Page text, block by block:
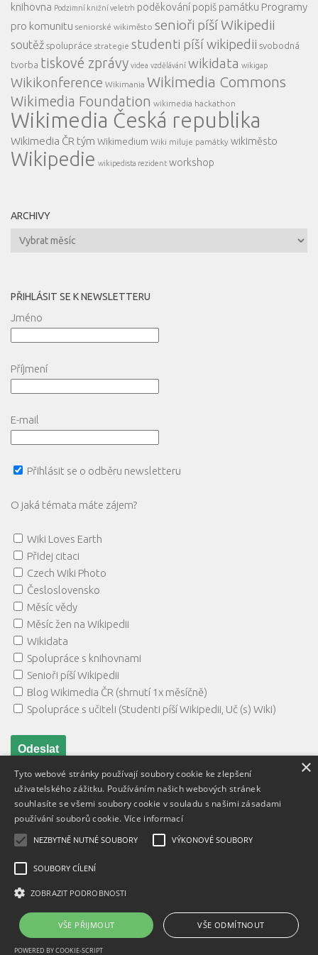
knihovna Podzimní knižní veletrh poděkování popiš památku Programy
pro komunitu seniorské wikiměsto senioři píší Wikipedii
soutěž spolupráce strategie studenti píší wikipedii svobodná
tvorba tiskové zprávy videa vzdělávání wikidata wikigap
Wikikonference Wikimania Wikimedia Commons
Wikimedia Foundation wikimedia hackathon
Wikimedia Česká republika
Wikimedia ČR tým Wikimedium Wiki miluje památky wikiměsto
Wikipedie wikipedista rezident workshop
ARCHIVY
Archivy
PŘIHLÁSIT SE K NEWSLETTERU
Jméno
Příjmení
E-mail
Přihlásit se o odběru newsletteru
O jaká témata máte zájem?
Wiki Loves Earth
Přidej citaci
Czech Wiki Photo
Česloslovensko
Měsíc vědy
Měsíc žen na Wikipedii
Wikidata
Spolupráce s knihovnami
Senioři píší Wikipedii
Blog Wikimedia ČR (shrnutí 1x měsíčně)
Spolupráce s učiteli (Studenti píší Wikipedii, Uč (s) Wiki)
Textový obsah je zveřejněn pod licencíCreative Commons BY
uvedeny u těchto materiálů.
Powered by
×
Tyto webové stránky používají soubory cookie ke zlepšení
uživatelského zážitku. Používáním našich webových stránek
souhlasíte se všemi soubory cookie v souladu s našimi zásadami
používání souborů cookie. Více informací
NEZBYTNĚ NUTNÉ SOUBORY VÝKONOVÉ SOUBORY
SOUBORY CÍLENÍ
ZOBRAZIT PODROBNOSTI
VŠE PŘIJMOUT VŠE ODMÍTNOUT
POWERED BY COOKIE-SCRIPT